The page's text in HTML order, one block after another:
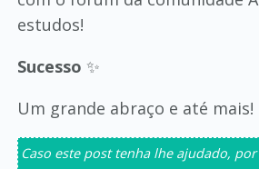
estudos!
Sucesso ✨
Um grande abraço e até mais!
Caso este post tenha lhe ajudado,